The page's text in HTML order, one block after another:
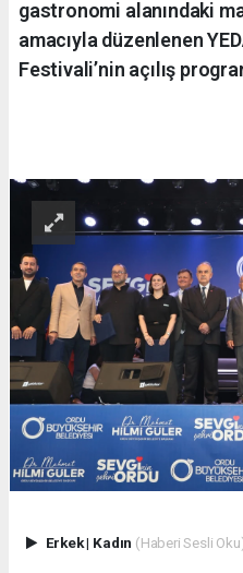
gastronomi alanındaki
amacıyla düzenlenen
Festivali’nin açılış
Erkek| Kadın (Haberi Sesli